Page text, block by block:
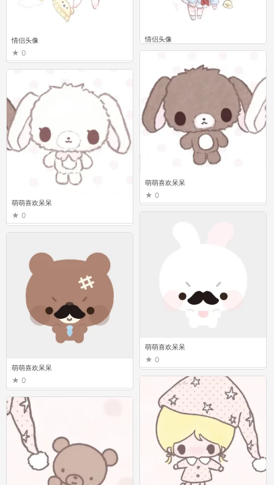
情侣头像
0
萌萌喜欢呆呆
0
情侣头像
0
萌萌喜欢呆呆
0
萌萌喜欢呆呆
0
萌萌喜欢呆呆
0